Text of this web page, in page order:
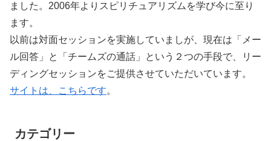
ました。2006年よりスピリチュアリズムを学び今に至り
ます。
以前は対面セッションを実施していましが、現在は「メー
ル回答」と「チームズの通話」という２つの手段で、リー
ディングセッションをご提供させていただいています。
サイトは、こちらです。
カテゴリー